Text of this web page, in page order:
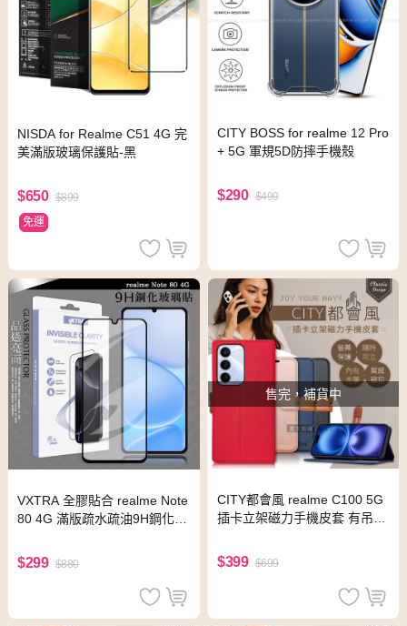
NISDA for Realme C51 4G 完
美滿版玻璃保護貼-黑
$650 $899
免運
CITY BOSS for realme 12 Pro
+ 5G 軍規5D防摔手機殼
$290 $499
VXTRA 全膠貼合 realme Note
80 4G 滿版疏水疏油9H鋼化頂
$299 $880
售完，補貨中
CITY都會風 realme C100 5G
插卡立架磁力手機皮套 有吊飾
$399 $699